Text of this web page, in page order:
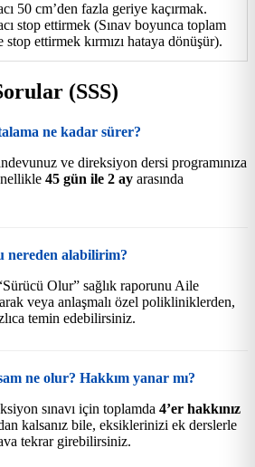
50 cm’den fazla geriye kaçırmak.
stop ettirmek (Sınav boyunca toplam
stop ettirmek kırmızı hataya dönüşür).
(SSS)
ne kadar sürer?
ve direksiyon dersi programınıza
45 gün ile 2 ay arasında
nereden alabilirim?
Olur” sağlık raporunu Aile
veya anlaşmalı özel polikliniklerden,
temin edebilirsiniz.
ne olur? Hakkım yanar mı?
sınavı için toplamda 4’er hakkınız
kalsanız bile, eksiklerinizi ek derslerle
tekrar girebilirsiniz.